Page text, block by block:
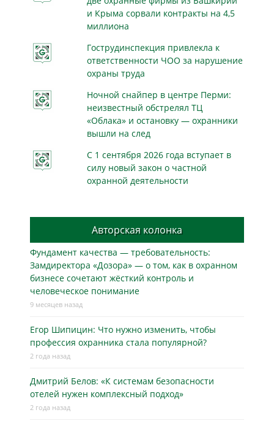
и Крыма сорвали контракты на 4,5
миллиона
Гострудинспекция привлекла к
ответственности ЧОО за нарушение
охраны труда
Ночной снайпер в центре Перми:
неизвестный обстрелял ТЦ
«Облака» и остановку — охранники
вышли на след
С 1 сентября 2026 года вступает в
силу новый закон о частной
охранной деятельности
Авторская колонка
Фундамент качества — требовательность:
Замдиректора «Дозора» — о том, как в охранном
бизнесe сочетают жёсткий контроль и
человеческое понимание
9 месяцев назад
Егор Шипицин: Что нужно изменить, чтобы
профессия охранника стала популярной?
2 года назад
Дмитрий Белов: «К системам безопасности
отелей нужен комплексный подход»
2 года назад